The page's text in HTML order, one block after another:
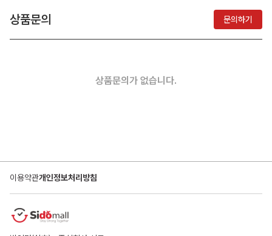
상품문의 문의하기
상품문의가 없습니다.
이용약관개인정보처리방침